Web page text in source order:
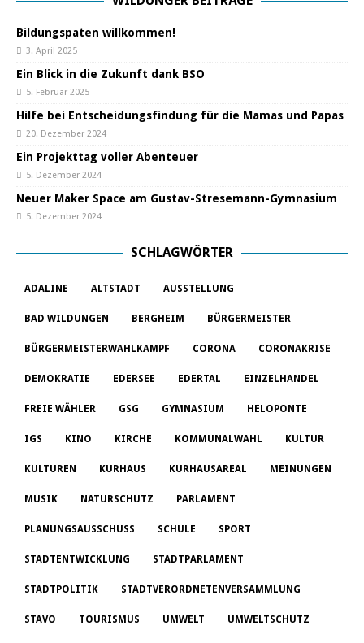
Bildungspaten willkommen!
3. April 2025
Ein Blick in die Zukunft dank BSO
5. Februar 2025
Hilfe bei Entscheidungsfindung für die Mamas und Papas
20. Dezember 2024
Ein Projekttag voller Abenteuer
5. Dezember 2024
Neuer Maker Space am Gustav-Stresemann-Gymnasium
5. Dezember 2024
SCHLAGWÖRTER
ADALINE ALTSTADT AUSSTELLUNG
BAD WILDUNGEN BERGHEIM BÜRGERMEISTER
BÜRGERMEISTERWAHLKAMPF CORONA CORONAKRISE
DEMOKRATIE EDERSEE EDERTAL EINZELHANDEL
FREIE WÄHLER GSG GYMNASIUM HELOPONTE
IGS KINO KIRCHE KOMMUNALWAHL KULTUR
KULTUREN KURHAUS KURHAUSAREAL MEINUNGEN
MUSIK NATURSCHUTZ PARLAMENT
PLANUNGSAUSSCHUSS SCHULE SPORT
STADTENTWICKLUNG STADTPARLAMENT
STADTPOLITIK STADTVERORDNETENVERSAMMLUNG
STAVO TOURISMUS UMWELT UMWELTSCHUTZ